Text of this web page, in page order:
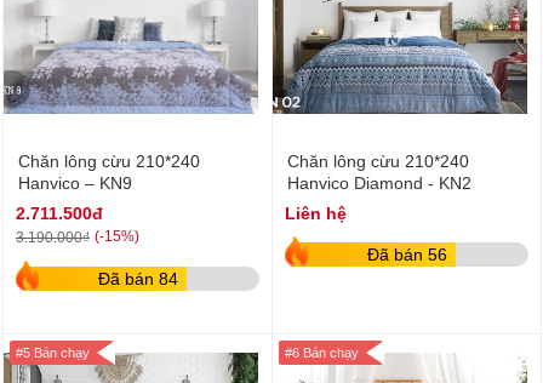
Chăn lông cừu 210*240
Hanvico – KN9
2.711.500đ
3.190.000₫ (-15%)
Đã bán 84
Chăn lông cừu 210*240
Hanvico Diamond - KN2
Liên hệ
Đã bán 56
#5 Bán chạy #6 Bán chạy